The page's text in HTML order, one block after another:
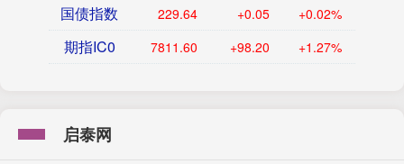
国债指数 229.64 +0.05 +0.02%
期指IC0 7811.60 +98.20 +1.27%
启泰网